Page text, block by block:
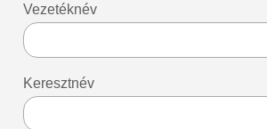
Vezetéknév
Keresztnév